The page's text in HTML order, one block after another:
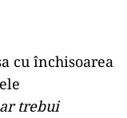
cu închisoarea
trebui